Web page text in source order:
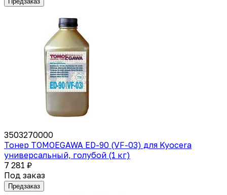
3503270000
Тонер TOMOEGAWA ED-90 (VF-03) для Kyocera
универсальный, голубой (1 кг)
7 281 ₽
Под заказ
Предзаказ